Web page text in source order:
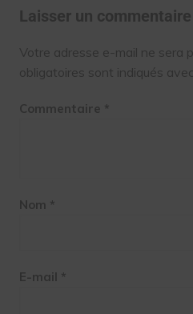
Laisser un commentaire
Votre adresse e-mail ne sera
obligatoires sont indiqués avec
Commentaire *
Nom *
E-mail *